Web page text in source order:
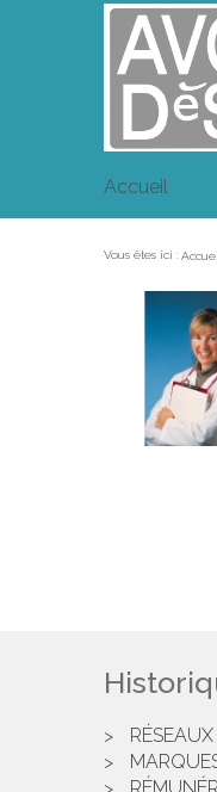
Accueil
Vous êtes ici :